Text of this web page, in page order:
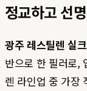
정교하고 선
광주 레스틸렌 실크
반으로 한 필러로,
렌 라인업 중 가장